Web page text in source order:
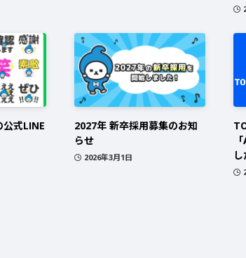
公式LINE
2027年 新卒採用募集のお知
らせ
2026年3月1日
し